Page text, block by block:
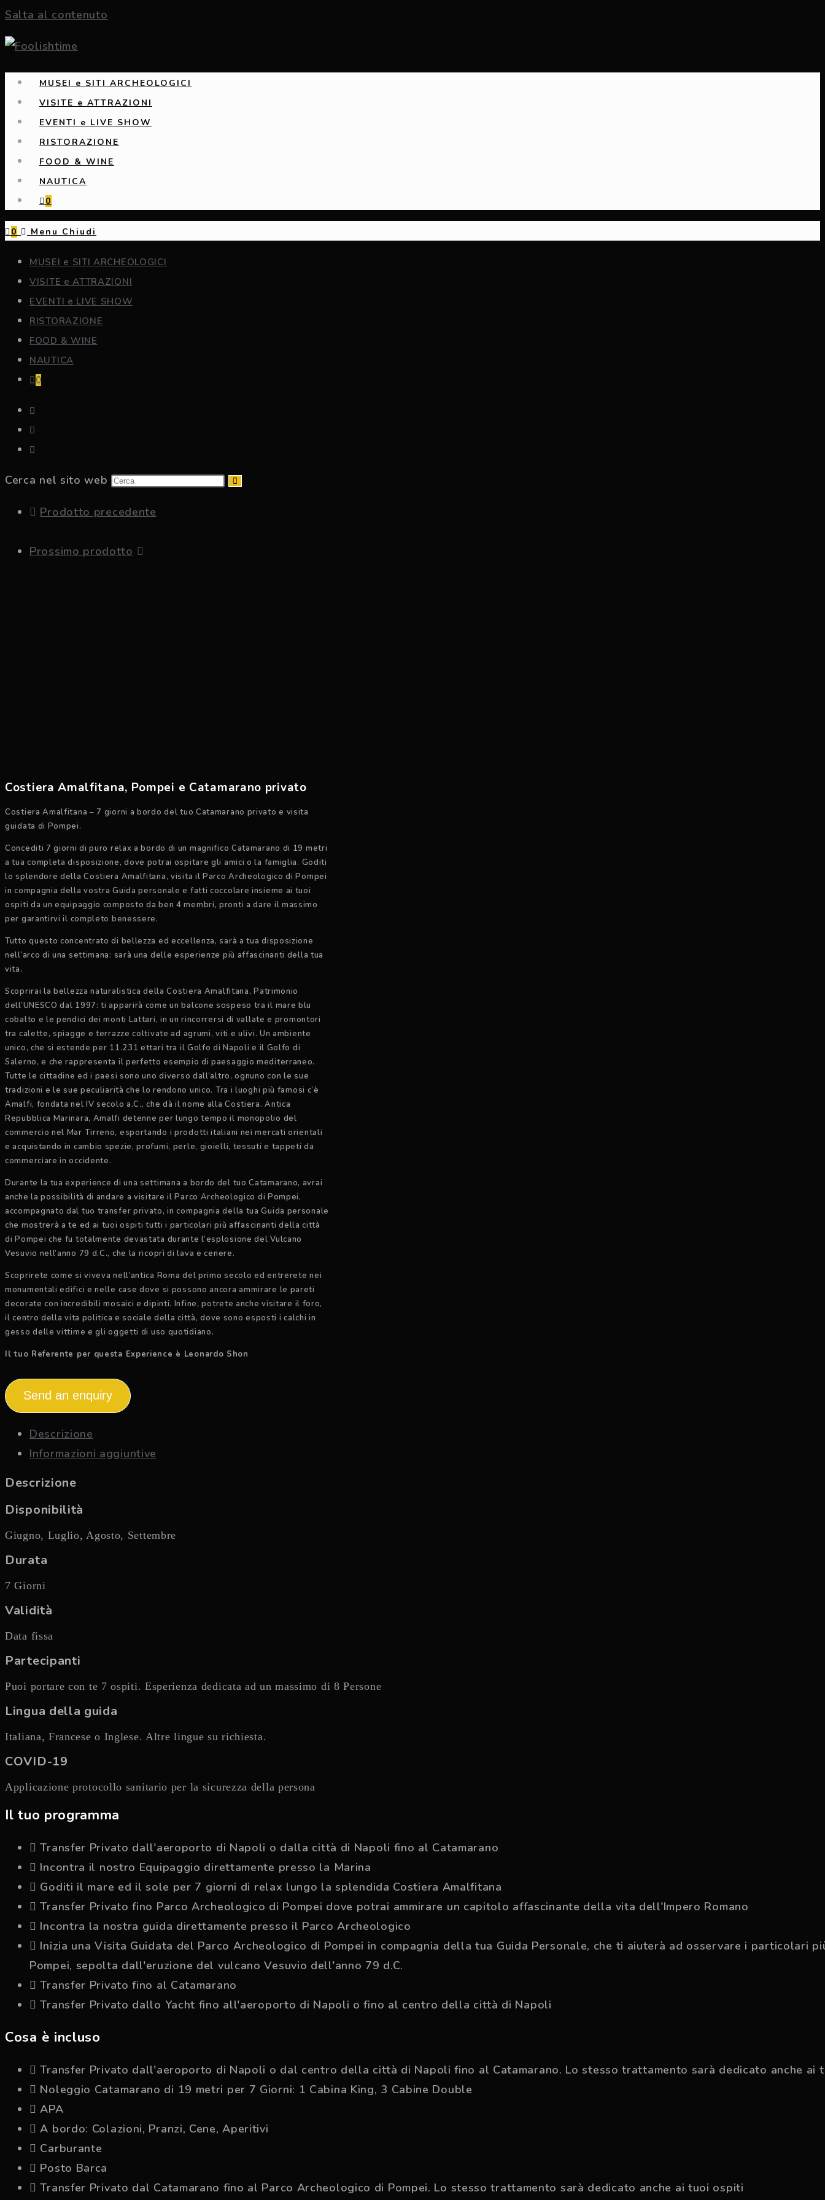
Salta al contenuto
MUSEI e SITI ARCHEOLOGICI
VISITE e ATTRAZIONI
EVENTI e LIVE SHOW
RISTORAZIONE
FOOD & WINE
NAUTICA
0
0 Menu Chiudi
MUSEI e SITI ARCHEOLOGICI
VISITE e ATTRAZIONI
EVENTI e LIVE SHOW
RISTORAZIONE
FOOD & WINE
NAUTICA
0
Cerca nel sito web
Prodotto precedente
Prossimo prodotto
Costiera Amalfitana, Pompei e Catamarano privato
Costiera Amalfitana – 7 giorni a bordo del tuo Catamarano privato e visita
guidata di Pompei.
Concediti 7 giorni di puro relax a bordo di un magnifico Catamarano di 19 metri
a tua completa disposizione, dove potrai ospitare gli amici o la famiglia. Goditi
lo splendore della Costiera Amalfitana, visita il Parco Archeologico di Pompei
in compagnia della vostra Guida personale e fatti coccolare insieme ai tuoi
ospiti da un equipaggio composto da ben 4 membri, pronti a dare il massimo
per garantirvi il completo benessere.
Tutto questo concentrato di bellezza ed eccellenza, sarà a tua disposizione
nell’arco di una settimana: sarà una delle esperienze più affascinanti della tua
vita.
Scoprirai la bellezza naturalistica della Costiera Amalfitana, Patrimonio
dell’UNESCO dal 1997: ti apparirà come un balcone sospeso tra il mare blu
cobalto e le pendici dei monti Lattari, in un rincorrersi di vallate e promontori
tra calette, spiagge e terrazze coltivate ad agrumi, viti e ulivi. Un ambiente
unico, che si estende per 11.231 ettari tra il Golfo di Napoli e il Golfo di
Salerno, e che rappresenta il perfetto esempio di paesaggio mediterraneo.
Tutte le cittadine ed i paesi sono uno diverso dall’altro, ognuno con le sue
tradizioni e le sue peculiarità che lo rendono unico. Tra i luoghi più famosi c’è
Amalfi, fondata nel IV secolo a.C., che dà il nome alla Costiera. Antica
Repubblica Marinara, Amalfi detenne per lungo tempo il monopolio del
commercio nel Mar Tirreno, esportando i prodotti italiani nei mercati orientali
e acquistando in cambio spezie, profumi, perle, gioielli, tessuti e tappeti da
commerciare in occidente.
Durante la tua experience di una settimana a bordo del tuo Catamarano, avrai
anche la possibilità di andare a visitare il Parco Archeologico di Pompei,
accompagnato dal tuo transfer privato, in compagnia della tua Guida personale
che mostrerà a te ed ai tuoi ospiti tutti i particolari più affascinanti della città
di Pompei che fu totalmente devastata durante l’esplosione del Vulcano
Vesuvio nell’anno 79 d.C., che la ricoprì di lava e cenere.
Scoprirete come si viveva nell’antica Roma del primo secolo ed entrerete nei
monumentali edifici e nelle case dove si possono ancora ammirare le pareti
decorate con incredibili mosaici e dipinti. Infine, potrete anche visitare il foro,
il centro della vita politica e sociale della città, dove sono esposti i calchi in
gesso delle vittime e gli oggetti di uso quotidiano.
Il tuo Referente per questa Experience è Leonardo Shon
Send an enquiry
Descrizione
Informazioni aggiuntive
Descrizione
Disponibilità
Giugno, Luglio, Agosto, Settembre
Durata
7 Giorni
Validità
Data fissa
Partecipanti
Puoi portare con te 7 ospiti. Esperienza dedicata ad un massimo di 8 Persone
Lingua della guida
Italiana, Francese o Inglese. Altre lingue su richiesta.
COVID-19
Applicazione protocollo sanitario per la sicurezza della persona
Il tuo programma
Transfer Privato dall'aeroporto di Napoli o dalla città di Napoli fino al Catamarano
Incontra il nostro Equipaggio direttamente presso la Marina
Goditi il mare ed il sole per 7 giorni di relax lungo la splendida Costiera Amalfitana
Transfer Privato fino Parco Archeologico di Pompei dove potrai ammirare un capitolo affascinante della vita dell'Impero Romano
Incontra la nostra guida direttamente presso il Parco Archeologico
Inizia una Visita Guidata del Parco Archeologico di Pompei in compagnia della tua Guida Personale, che ti aiuterà ad osservare i particolari
Pompei, sepolta dall'eruzione del vulcano Vesuvio dell'anno 79 d.C.
Transfer Privato fino al Catamarano
Transfer Privato dallo Yacht fino all'aeroporto di Napoli o fino al centro della città di Napoli
Cosa è incluso
Transfer Privato dall'aeroporto di Napoli o dal centro della città di Napoli fino al Catamarano. Lo stesso trattamento sarà dedicato anche ai
Noleggio Catamarano di 19 metri per 7 Giorni: 1 Cabina King, 3 Cabine Double
APA
A bordo: Colazioni, Pranzi, Cene, Aperitivi
Carburante
Posto Barca
Transfer Privato dal Catamarano fino al Parco Archeologico di Pompei. Lo stesso trattamento sarà dedicato anche ai tuoi ospiti